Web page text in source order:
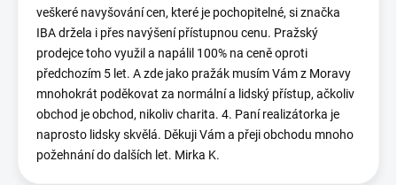
veškeré navyšování cen, které je pochopitelné, si značka
IBA držela i přes navýšení přístupnou cenu. Pražský
prodejce toho využil a napálil 100% na ceně oproti
předchozím 5 let. A zde jako pražák musím Vám z Moravy
mnohokrát poděkovat za normální a lidský přístup, ačkoliv
obchod je obchod, nikoliv charita. 4. Paní realizátorka je
naprosto lidsky skvělá. Děkuji Vám a přeji obchodu mnoho
požehnání do dalších let. Mirka K.